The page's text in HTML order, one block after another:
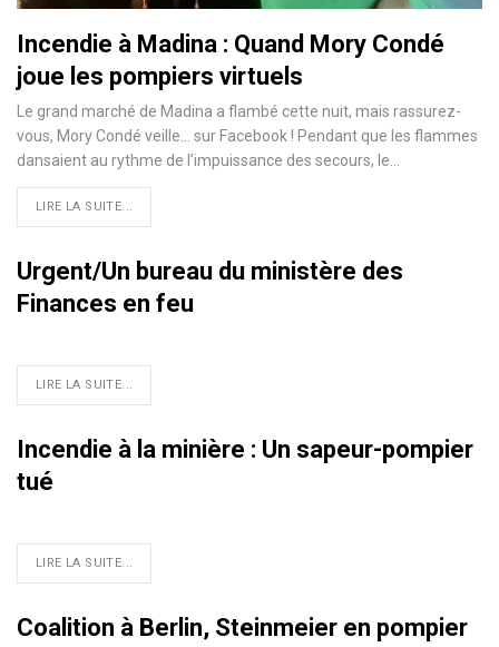
Incendie à Madina : Quand Mory Condé
joue les pompiers virtuels
Le grand marché de Madina a flambé cette nuit, mais rassurez-
vous, Mory Condé veille… sur Facebook ! Pendant que les flammes
dansaient au rythme de l’impuissance des secours, le…
LIRE LA SUITE...
Urgent/Un bureau du ministère des
Finances en feu
LIRE LA SUITE...
Incendie à la minière : Un sapeur-pompier
tué
LIRE LA SUITE...
Coalition à Berlin, Steinmeier en pompier